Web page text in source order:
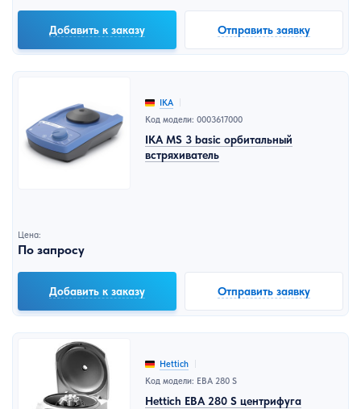
Добавить к заказу Отправить заявку
IKA
Код модели: 0003617000
IKA MS 3 basic орбитальный
встряхиватель
Цена:
По запросу
Добавить к заказу Отправить заявку
Hettich
Код модели: EBA 280 S
Hettich EBA 280 S центрифуга